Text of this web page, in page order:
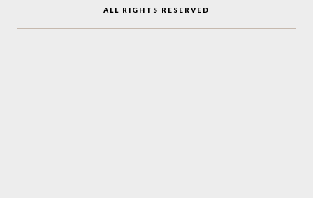
ALL RIGHTS RESERVED